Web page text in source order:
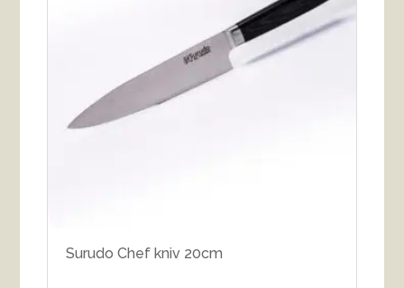
Surudo Chef kniv 20cm